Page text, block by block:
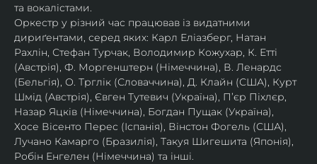
та вокалістами.
Оркестр у різний час працював із видатними
дириґентами, серед яких: Карл Еліазберг, Натан
Рахлін, Стефан Турчак, Володимир Кожухар, К. Етті
(Австрія), Ф. Моргенштерн (Німеччина), В. Ленардс
(Бельгія), О. Трглік (Словаччина), Д. Клайн (США), Курт
Шмід (Австрія), Євген Тутевич (Україна), П’єр Піхлєр,
Назар Яцків (Німеччина), Богдан Пущак (Україна),
Хосе Вісенто Перес (Іспанія), Вінстон Фогель (США),
Лучано Камарго (Бразилія), Такуя Шигешита (Японія),
Робін Енгелен (Німеччина) та інші.